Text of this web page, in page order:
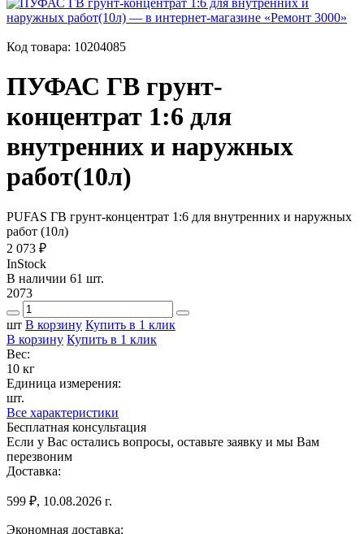
Код товара: 10204085
ПУФАС ГВ грунт-
концентрат 1:6 для
внутренних и наружных
работ(10л)
PUFAS ГВ грунт-концентрат 1:6 для внутренних и наружных
работ (10л)
2 073 ₽
InStock
В наличии 61 шт.
2073
шт В корзину Купить в 1 клик
В корзину Купить в 1 клик
Вес:
10 кг
Единица измерения:
шт.
Все характеристики
Бесплатная консультация
Если у Вас остались вопросы, оставьте заявку и мы Вам
перезвоним
Доставка:
599 ₽, 10.08.2026 г.
Экономная доставка: